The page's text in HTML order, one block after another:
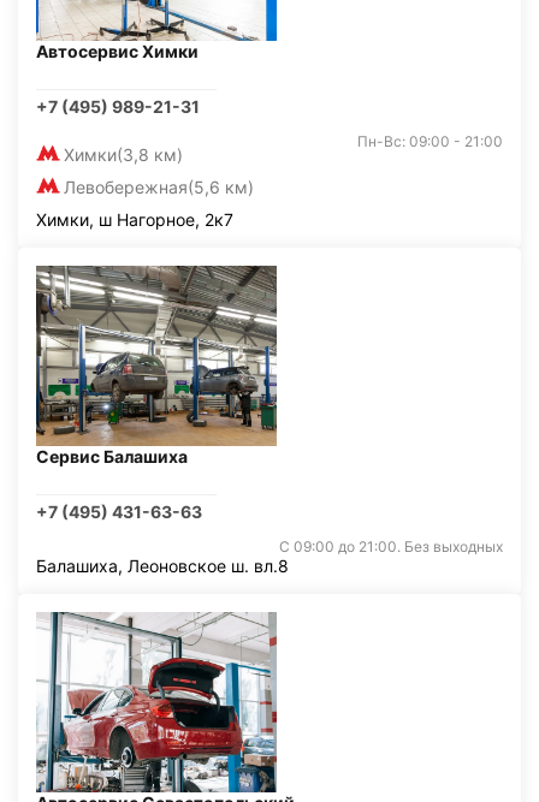
Автосервис Химки
+7 (495) 989-21-31
Химки(3,8 км)
Левобережная(5,6 км)
Пн-Вс: 09:00 - 21:00
Химки, ш Нагорное, 2к7
Сервис Балашиха
+7 (495) 431-63-63
С 09:00 до 21:00. Без выходных
Балашиха, Леоновское ш. вл.8